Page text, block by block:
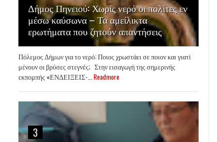
Δήμος Πηνειού: Χωρίς νερό οι πολίτες εν
μέσω καύσωνα – Τα αμείλικτα
ερωτήματα που ζητούν απαντήσεις
Πόλεμος Δήμων για το νερό: Ποιος χρωστάει σε ποιον και γιατί
μένουν οι βρύσες στεγνές; Στην εισαγωγή της σημερινής
εκπομπής «ΕΝΔΕΙΞΕΙΣ-... Readmore
3